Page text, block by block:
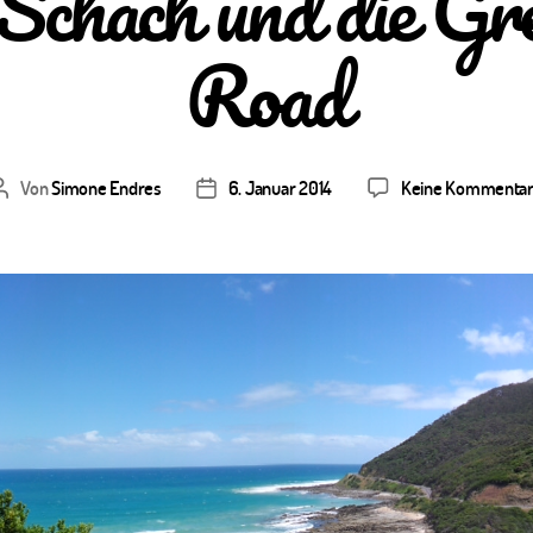
Road
VonSimone Endres Veröffentlichungsdatum
6. Januar 2014 Keine